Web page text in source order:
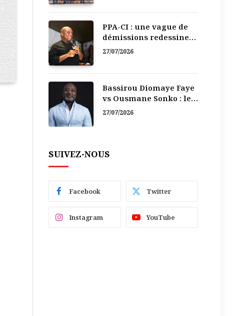
PPA-CI : une vague de
démissions redessine
la recomposition
27/07/2026
Bassirou Diomaye Faye
vs Ousmane Sonko : le
vacarme du pouvoir ne
27/07/2026
SUIVEZ-NOUS
Facebook Twitter
Instagram YouTube